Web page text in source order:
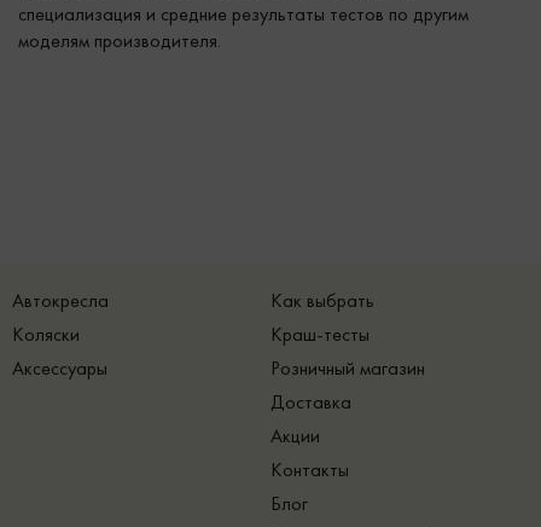
специализация и средние результаты тестов по другим
моделям производителя.
Автокресла
Коляски
Аксессуары
Как выбрать
Краш-тесты
Розничный магазин
Доставка
Акции
Контакты
Блог